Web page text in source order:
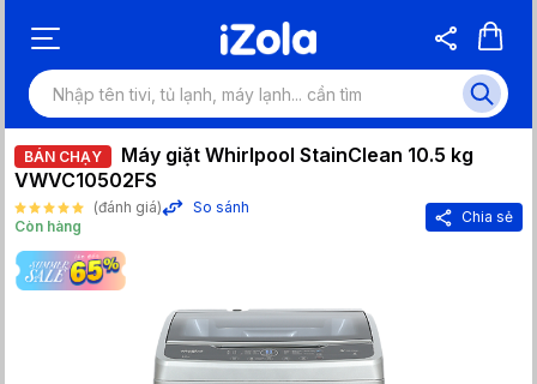
BÁN CHẠY
Máy giặt Whirlpool StainClean 10.5 kg
VWVC10502FS
(đánh giá)
So sánh
Còn hàng
Chia sẻ